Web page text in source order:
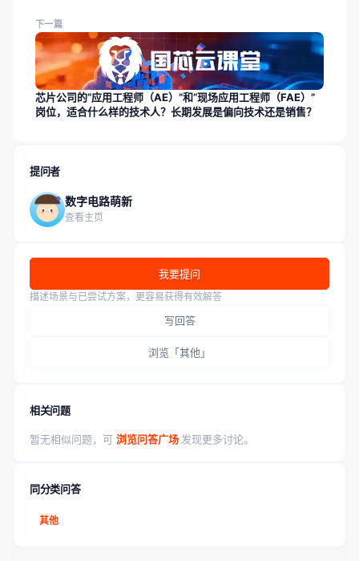
下一篇
芯片公司的“应用工程师（AE）”和“现场应用工程师（FAE）”
岗位，适合什么样的技术人？长期发展是偏向技术还是销售？
提问者
数字电路萌新
查看主页
我要提问
描述场景与已尝试方案，更容易获得有效解答
写回答
浏览「其他」
相关问题
暂无相似问题，可 浏览问答广场 发现更多讨论。
同分类问答
其他